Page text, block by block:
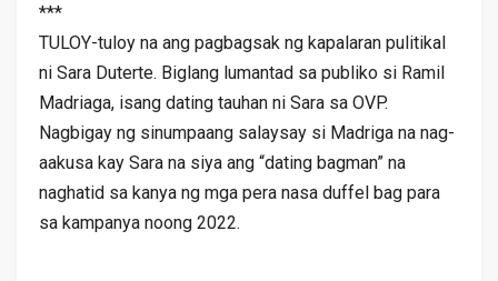
***
TULOY-tuloy na ang pagbagsak ng kapalaran pulitikal
ni Sara Duterte. Biglang lumantad sa publiko si Ramil
Madriaga, isang dating tauhan ni Sara sa OVP.
Nagbigay ng sinumpaang salaysay si Madriga na nag-
aakusa kay Sara na siya ang “dating bagman” na
naghatid sa kanya ng mga pera nasa duffel bag para
sa kampanya noong 2022.